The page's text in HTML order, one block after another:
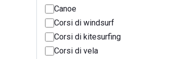
Canoe
Corsi di windsurf
Corsi di kitesurfing
Corsi di vela